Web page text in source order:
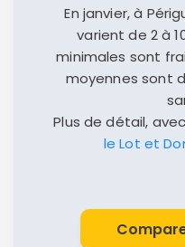
En janvier, à
varient de 2 à
minimales sont
moyennes sont
Plus de détail, avec
le Lot et